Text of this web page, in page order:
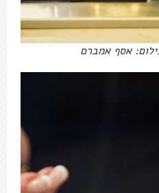
אסף אמברם